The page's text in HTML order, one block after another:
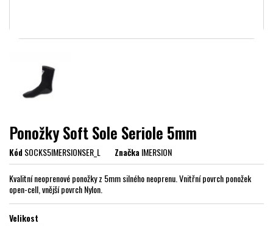
Ponožky Soft Sole Seriole 5mm
KódSOCKS5IMERSIONSER_L ZnačkaIMERSION
Kvalitní neoprenové ponožky z 5mm silného neoprenu. Vnitřní povrch ponožek
open-cell, vnější povrch Nylon.
Velikost